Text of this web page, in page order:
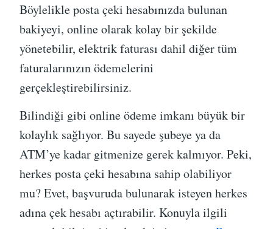
Böylelikle posta çeki hesabınızda bulunan
bakiyeyi, online olarak kolay bir şekilde
yönetebilir, elektrik faturası dahil diğer tüm
faturalarınızın ödemelerini
gerçekleştirebilirsiniz.
Bilindiği gibi online ödeme imkanı büyük bir
kolaylık sağlıyor. Bu sayede şubeye ya da
ATM’ye kadar gitmenize gerek kalmıyor. Peki,
herkes posta çeki hesabına sahip olabiliyor
mu? Evet, başvuruda bulunarak isteyen herkes
adına çek hesabı açtırabilir. Konuyla ilgili